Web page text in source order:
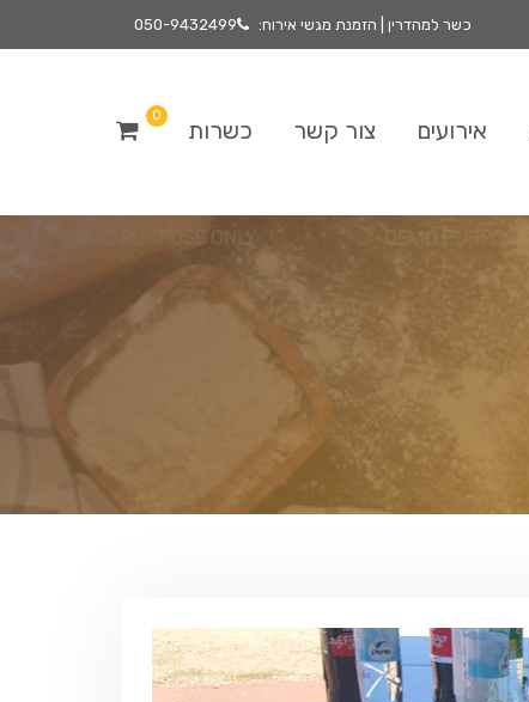
כשר למהדרין | הזמנת מגשי אירוח: 050-9432499
אירועים צור קשר כשרות
0